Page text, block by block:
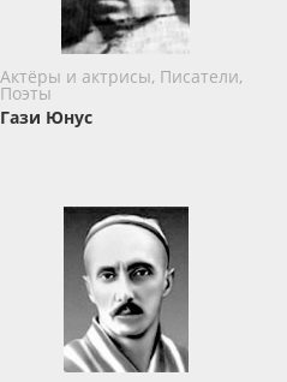
Актёры и актрисы, Писатели,
Поэты
Гази Юнус